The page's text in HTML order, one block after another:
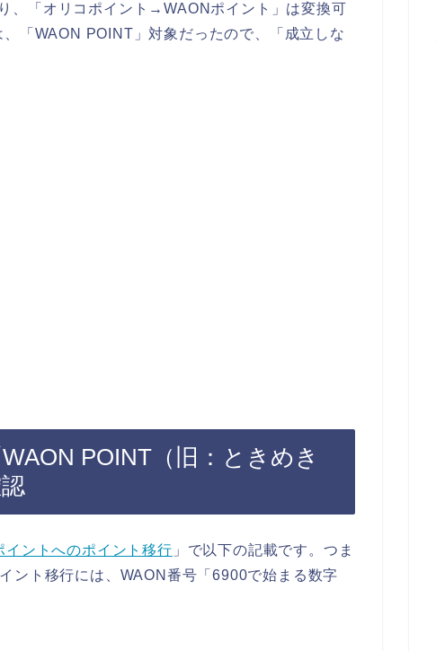
、「オリコポイント→WAONポイント」は変換可
「WAON POINT」対象だったので、「成立しな
POINT（旧：ときめき
イントへのポイント移行 」で以下の記載です。つま
ント移行には、WAON番号「6900で始まる数字